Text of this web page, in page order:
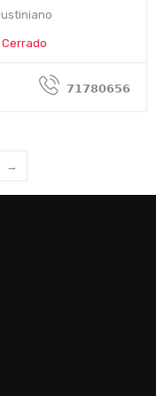
Cerrado
𝟳𝟭𝟳𝟴𝟬𝟲𝟱𝟲
→